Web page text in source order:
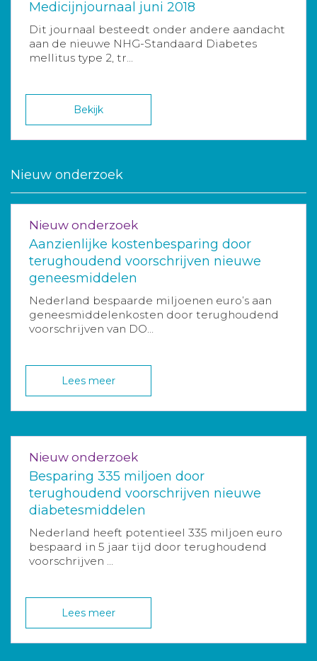
Medicijnjournaal juni 2018
Dit journaal besteedt onder andere aandacht
aan de nieuwe NHG-Standaard Diabetes
mellitus type 2, tr...
Bekijk
Nieuw onderzoek
Nieuw onderzoek
Aanzienlijke kostenbesparing door
terughoudend voorschrijven nieuwe
geneesmiddelen
Nederland bespaarde miljoenen euro’s aan
geneesmiddelenkosten door terughoudend
voorschrijven van DO...
Lees meer
Nieuw onderzoek
Besparing 335 miljoen door
terughoudend voorschrijven nieuwe
diabetesmiddelen
Nederland heeft potentieel 335 miljoen euro
bespaard in 5 jaar tijd door terughoudend
voorschrijven ...
Lees meer